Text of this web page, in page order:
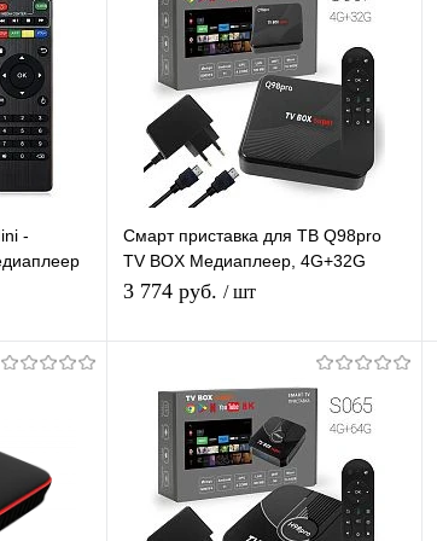
-
WiFi
сравнению
Под заказ
Смарт приставка для ТВ Q98pro
TV BOX Медиаплеер, 4G+32G
Android-приставка цифровая для
3 774 руб. / шт
Купить в 1 клик
В избранное В наличии